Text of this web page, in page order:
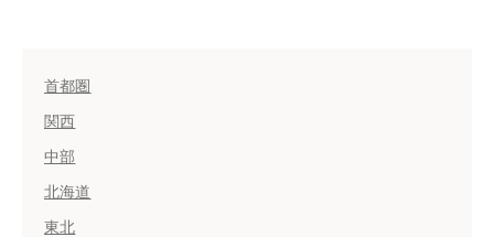
首都圏
関西
中部
北海道
東北